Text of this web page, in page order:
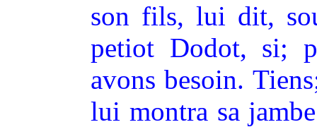
son fils, lui dit,
petiot Dodot, si;
avons besoin.
lui montra sa